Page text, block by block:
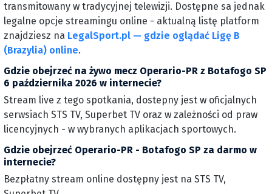
transmitowany w tradycyjnej telewizji. Dostępne sa jednak
legalne opcje streamingu online - aktualną listę platform
znajdziesz na LegalSport.pl — gdzie oglądać Ligę B
(Brazylia) online.
Gdzie obejrzeć na żywo mecz Operario-PR z Botafogo SP
6 października 2026 w internecie?
Stream live z tego spotkania, dostepny jest w oficjalnych
serwsiach STS TV, Superbet TV oraz w zależności od praw
licencyjnych - w wybranych aplikacjach sportowych.
Gdzie obejrzeć Operario-PR - Botafogo SP za darmo w
internecie?
Bezpłatny stream online dostępny jest na STS TV,